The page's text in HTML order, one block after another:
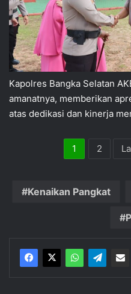
Kapolres Bangka Selatan
amanatnya, memberikan
atas dedikasi dan kinerja
1 2
Kenaikan Pangkat